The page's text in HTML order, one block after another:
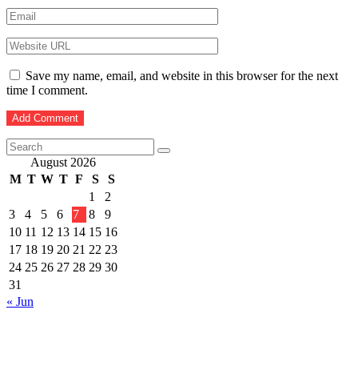
Save my name, email, and website in this browser for the next
time I comment.
August 2026
M T W T F S
S
1
2
3
4 5 6 7 8
9
10 11 12 13 14 15 16
17 18 19 20 21 22 23
24 25 26 27 28 29 30
31
« Jun